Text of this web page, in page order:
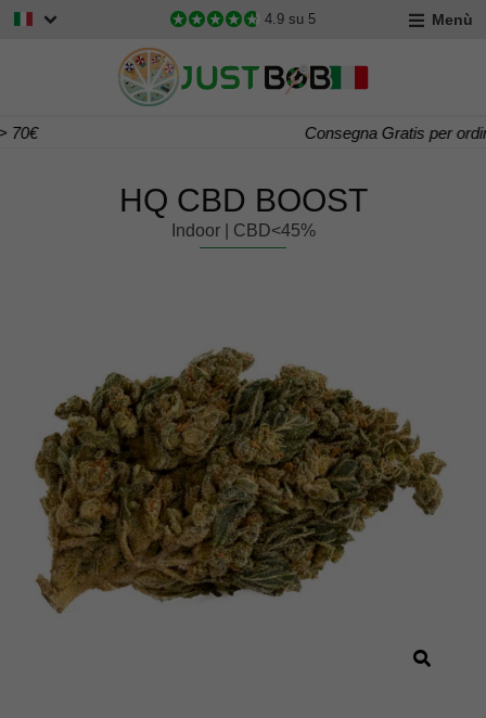
4.9 su 5 Menù
Consegna Gratis per ordini > 60€
HQ CBD BOOST
Indoor | CBD<45%